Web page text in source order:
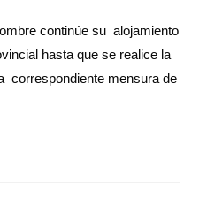
continúe su alojamiento
hasta que se realice la
correspondiente mensura de